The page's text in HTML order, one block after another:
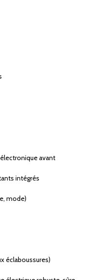
avant
intégrés
mode)
éclaboussures)